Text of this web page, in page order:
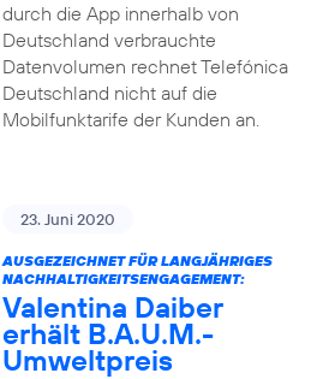
durch die App innerhalb von
Deutschland verbrauchte
Datenvolumen rechnet Telefónica
Deutschland nicht auf die
Mobilfunktarife der Kunden an.
23. Juni 2020
AUSGEZEICHNET FÜR LANGJÄHRIGES
NACHHALTIGKEITSENGAGEMENT:
Valentina Daiber
erhält B.A.U.M.-
Umweltpreis